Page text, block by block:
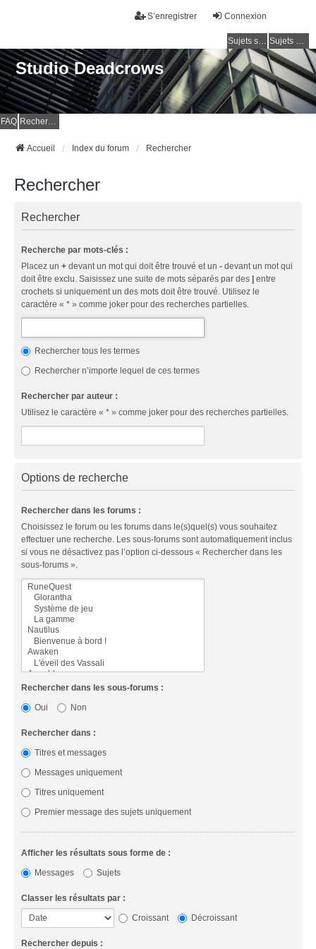
Connexion
S’enregistrer
Sujets sans réponse Sujets actifs
Studio Deadcrows
FAQ Rechercher
Accueil Index du forum Rechercher
Rechercher
Rechercher
Recherche par mots-clés :
Placez un + devant un mot qui doit être trouvé et un - devant un mot qui
doit être exclu. Saisissez une suite de mots séparés par des | entre
crochets si uniquement un des mots doit être trouvé. Utilisez le
caractère « * » comme joker pour des recherches partielles.
Rechercher tous les termes
Rechercher n’importe lequel de ces termes
Rechercher par auteur :
Utilisez le caractère « * » comme joker pour des recherches partielles.
Options de recherche
Rechercher dans les forums :
Choisissez le forum ou les forums dans le(s)quel(s) vous souhaitez
effectuer une recherche. Les sous-forums sont automatiquement inclus
si vous ne désactivez pas l’option ci-dessous « Rechercher dans les
sous-forums ».
Rechercher dans les sous-forums :
Oui
Non
Rechercher dans :
Titres et messages
Messages uniquement
Titres uniquement
Premier message des sujets uniquement
Afficher les résultats sous forme de :
Messages
Sujets
Classer les résultats par :
Croissant
Décroissant
Rechercher depuis :